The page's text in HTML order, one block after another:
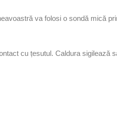
va folosi o sondă mică
cu țesutul. Caldura sigilează